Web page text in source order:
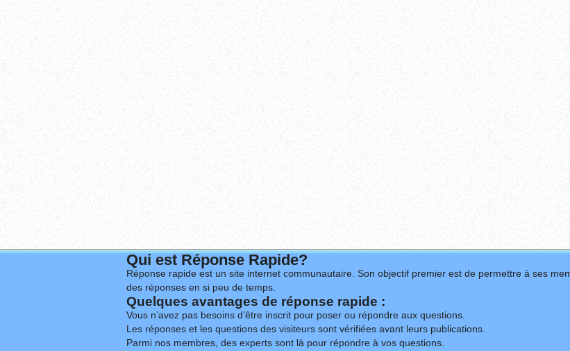
Qui est Réponse Rapide?
Réponse rapide est un site internet communautaire. Son objectif premier est de permettre à ses
des réponses en si peu de temps.
Quelques avantages de réponse rapide :
Vous n’avez pas besoins d’être inscrit pour poser ou répondre aux questions.
Les réponses et les questions des visiteurs sont vérifiées avant leurs publications.
Parmi nos membres, des experts sont là pour répondre à vos questions.